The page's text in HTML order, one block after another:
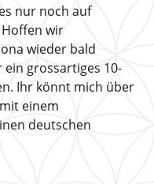
nur noch auf
wir
wieder bald
grossartiges 10-
Ihr könnt mich über
einem
deutschen